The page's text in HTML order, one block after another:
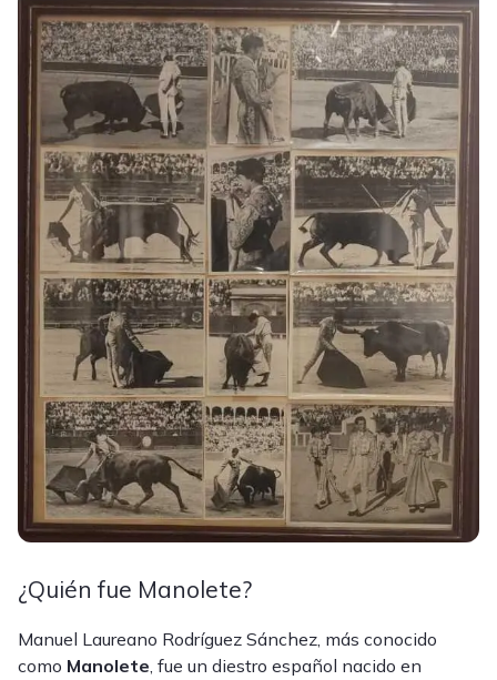
¿Quién fue Manolete?
Manuel Laureano Rodríguez Sánchez, más conocido
como Manolete , fue un diestro español nacido en